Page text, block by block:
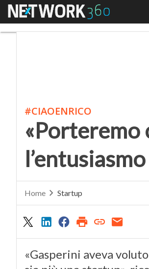
Menu
#CIAOENRICO
«Porteremo
Home Startup
«Gasperini aveva